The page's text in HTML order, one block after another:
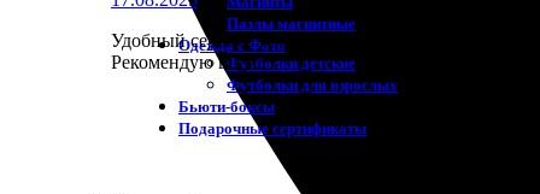
Пазлы магнитные
Одежда с Фото
Футболки детские
Футболки для взрослых
Бьюти-боксы
Подарочные сертификаты
Удобный сервис! Заказала печать фотографий
Рекомендую всем!